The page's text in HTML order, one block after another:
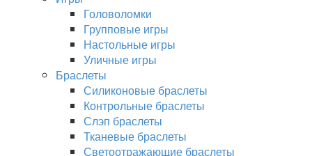
Головоломки
Групповые игры
Настольные игры
Уличные игры
Браслеты
Силиконовые браслеты
Контрольные браслеты
Слэп браслеты
Тканевые браслеты
Светоотражающие браслеты